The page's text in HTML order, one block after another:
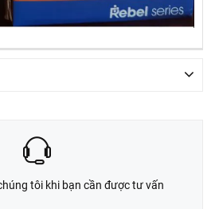
tôi khi bạn cần được tư vấn